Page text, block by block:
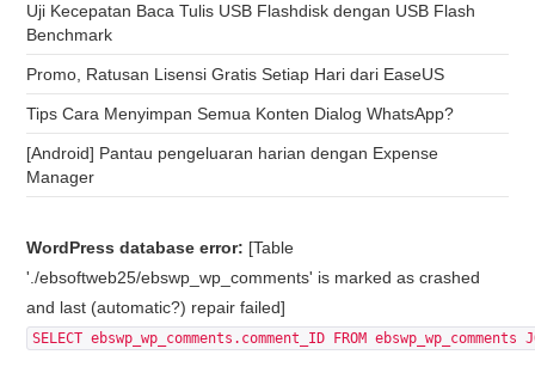
Uji Kecepatan Baca Tulis USB Flashdisk dengan USB Flash
Benchmark
Promo, Ratusan Lisensi Gratis Setiap Hari dari EaseUS
Tips Cara Menyimpan Semua Konten Dialog WhatsApp?
[Android] Pantau pengeluaran harian dengan Expense
Manager
WordPress database error: [Table
'./ebsoftweb25/ebswp_wp_comments' is marked as crashed
and last (automatic?) repair failed]
SELECT ebswp_wp_comments.comment_ID FROM